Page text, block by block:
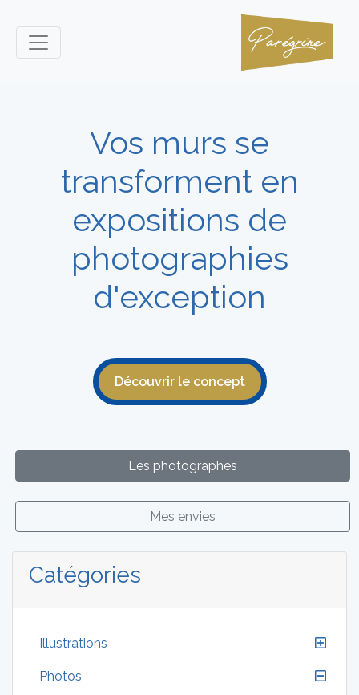
Vos murs se
transforment en
expositions de
photographies
d'exception
Découvrir le concept
Les photographes
Mes envies
Catégories
Illustrations
Photos